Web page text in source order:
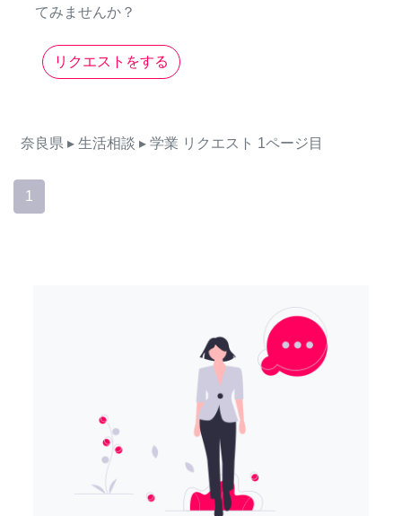
てみませんか？
リクエストをする
奈良県 ▸ 生活相談 ▸ 学業 リクエスト 1ページ目
1